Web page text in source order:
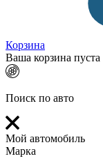
Корзина
Ваша корзина пуста
Поиск по авто
Мой автомобиль
Марка